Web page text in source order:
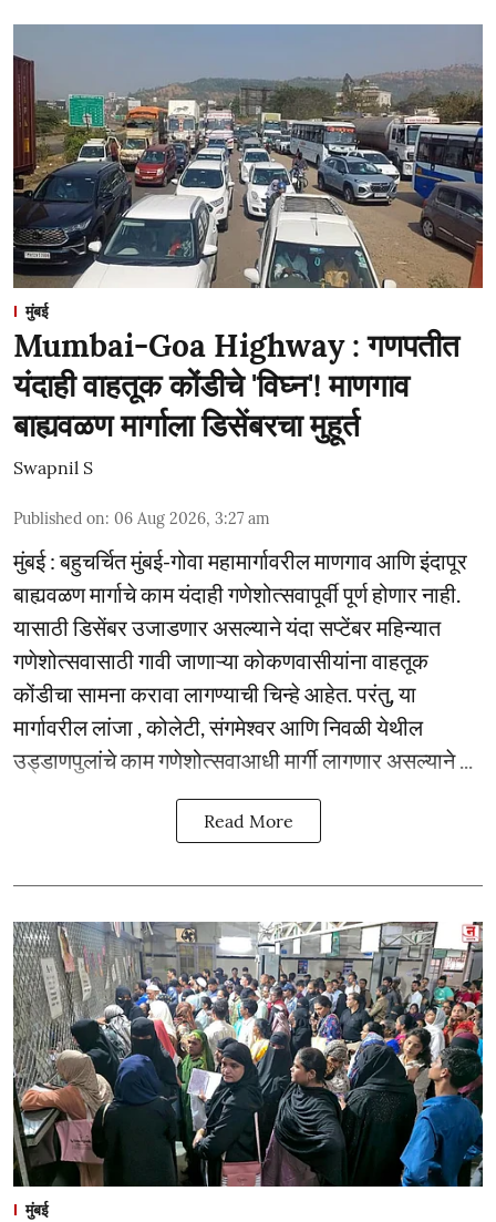
मुंबई
Mumbai-Goa Highway : गणपतीत
यंदाही वाहतूक कोंडीचे 'विघ्न'! माणगाव
बाह्यवळण मार्गाला डिसेंबरचा मुहूर्त
Swapnil S
Published on: 06 Aug 2026, 3:27 am
मुंबई : बहुचर्चित मुंबई-गोवा महामार्गावरील माणगाव आणि इंदापूर
बाह्यवळण मार्गाचे काम यंदाही गणेशोत्सवापूर्वी पूर्ण होणार नाही.
यासाठी डिसेंबर उजाडणार असल्याने यंदा सप्टेंबर महिन्यात
गणेशोत्सवासाठी गावी जाणाऱ्या कोकणवासीयांना वाहतूक
कोंडीचा सामना करावा लागण्याची चिन्हे आहेत. परंतु, या
मार्गावरील लांजा , कोलेटी, संगमेश्वर आणि निवळी येथील
उड्डाणपुलांचे काम गणेशोत्सवाआधी मार्गी लागणार असल्याने ...
Read More
मुंबई